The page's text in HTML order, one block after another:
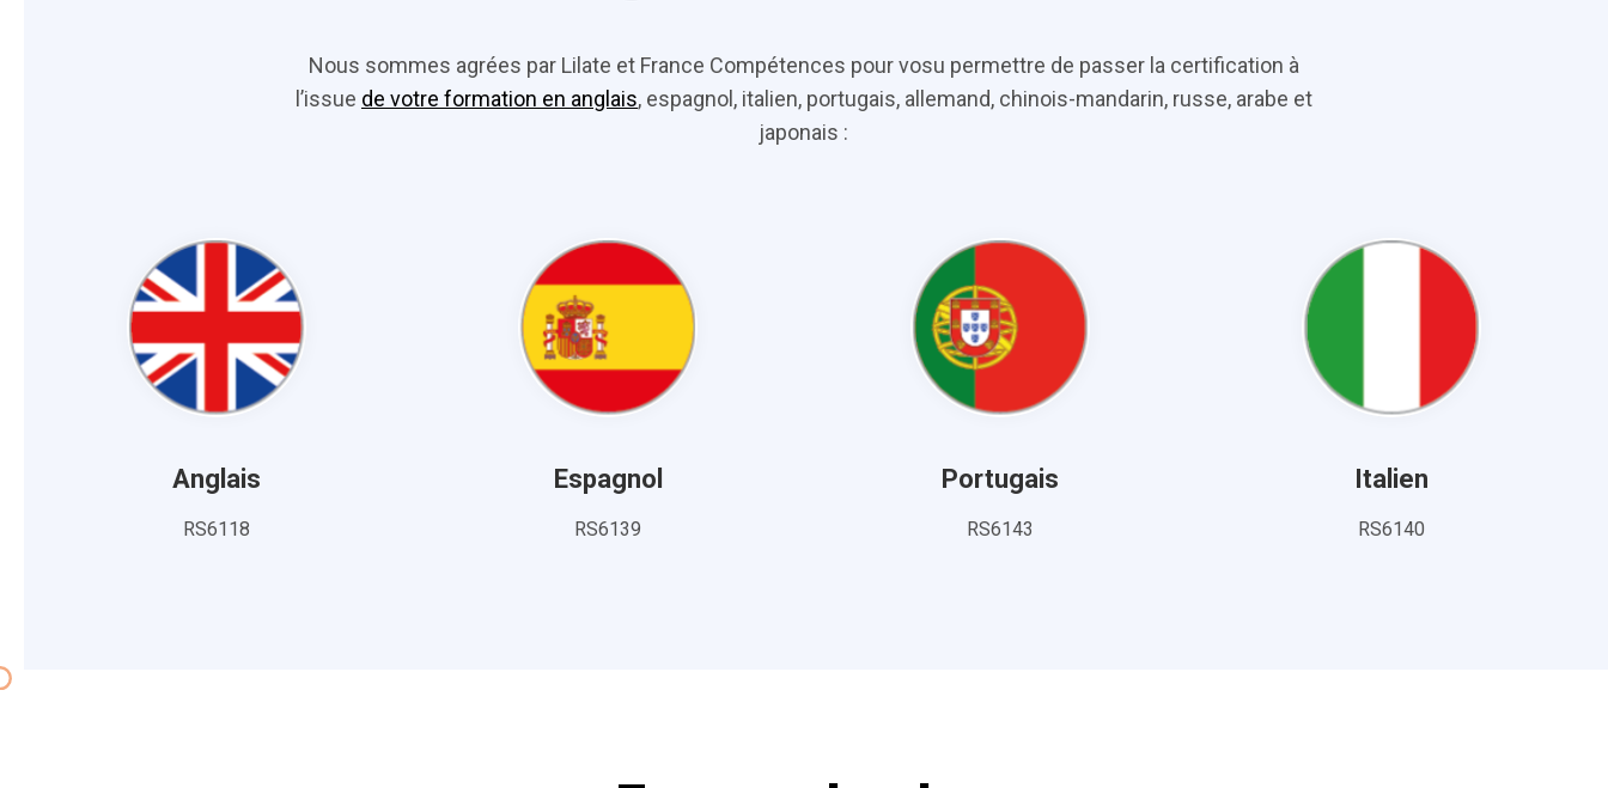
Nous sommes agrées par Lilate et France Compétences pour vosu permettre de passer la certification à
l’issue de votre formation en anglais, espagnol, italien, portugais, allemand, chinois-mandarin, russe, arabe et
japonais :
Anglais
RS6118
Espagnol
RS6139
Portugais
RS6143
Italien
RS6140